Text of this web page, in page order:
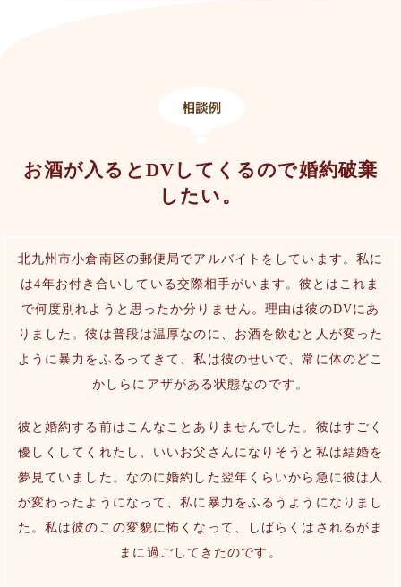
お酒が入るとDVしてくるので婚約破棄
したい。
北九州市小倉南区の郵便局でアルバイトをしています。私に
は4年お付き合いしている交際相手がいます。彼とはこれま
で何度別れようと思ったか分りません。理由は彼のDVにあ
りました。彼は普段は温厚なのに、お酒を飲むと人が変った
ように暴力をふるってきて、私は彼のせいで、常に体のどこ
かしらにアザがある状態なのです。
彼と婚約する前はこんなことありませんでした。彼はすごく
優しくしてくれたし、いいお父さんになりそうと私は結婚を
夢見ていました。なのに婚約した翌年くらいから急に彼は人
が変わったようになって、私に暴力をふるうようになりまし
た。私は彼のこの変貌に怖くなって、しばらくはされるがま
まに過ごしてきたのです。